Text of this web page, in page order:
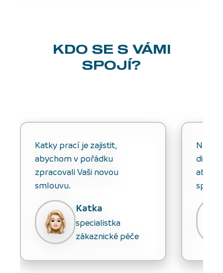
KDO SE S VÁMI
SPOJÍ?
Katky prací je zajistit,
abychom v pořádku
zpracovali Vaši novou
smlouvu.
Katka
specialistka
zákaznické péče
aby